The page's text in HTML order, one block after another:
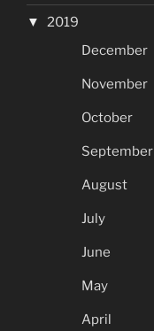
2019
December
November
October
September
August
July
June
May
April